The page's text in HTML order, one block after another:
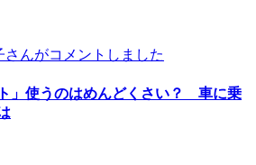
さんがコメントしました
ト」使うのはめんどくさい？ 車に乗